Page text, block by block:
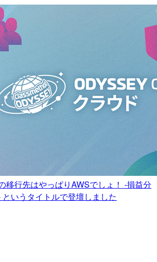
移行先はやっぱりAWSでしょ！ -損益分
いうタイトルで登壇しました